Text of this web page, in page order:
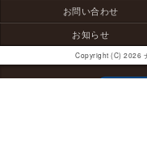
お問い合わせ
お知らせ
Copyright (C) 2026